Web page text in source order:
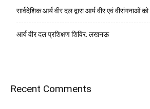
सार्वदेशिक आर्य वीर दल द्वारा आर्य वीर एवं वीरांगनाओं
आर्य वीर दल प्रशिक्षण शिविर: लखनऊ
Recent Comments